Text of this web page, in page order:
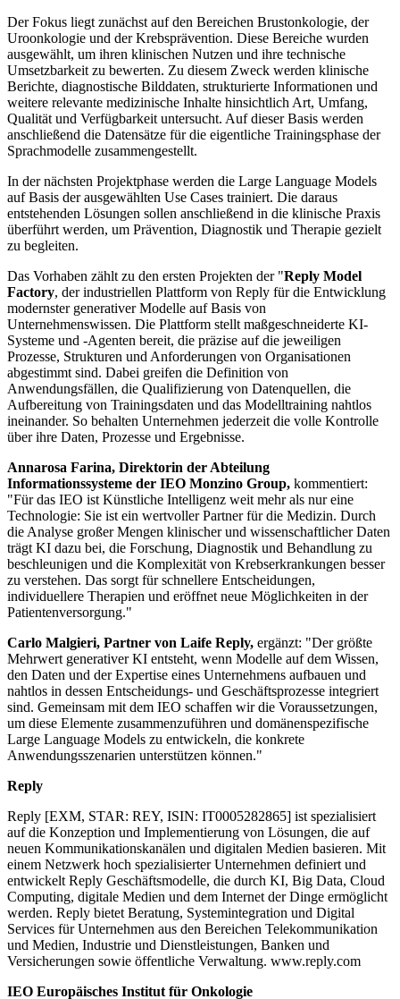
Der Fokus liegt zunächst auf den Bereichen Brustonkologie, der
Uroonkologie und der Krebsprävention. Diese Bereiche wurden
ausgewählt, um ihren klinischen Nutzen und ihre technische
Umsetzbarkeit zu bewerten. Zu diesem Zweck werden klinische
Berichte, diagnostische Bilddaten, strukturierte Informationen und
weitere relevante medizinische Inhalte hinsichtlich Art, Umfang,
Qualität und Verfügbarkeit untersucht. Auf dieser Basis werden
anschließend die Datensätze für die eigentliche Trainingsphase der
Sprachmodelle zusammengestellt.
In der nächsten Projektphase werden die Large Language Models
auf Basis der ausgewählten Use Cases trainiert. Die daraus
entstehenden Lösungen sollen anschließend in die klinische Praxis
überführt werden, um Prävention, Diagnostik und Therapie gezielt
zu begleiten.
Das Vorhaben zählt zu den ersten Projekten der "Reply Model
Factory, der industriellen Plattform von Reply für die Entwicklung
modernster generativer Modelle auf Basis von
Unternehmenswissen. Die Plattform stellt maßgeschneiderte KI-
Systeme und -Agenten bereit, die präzise auf die jeweiligen
Prozesse, Strukturen und Anforderungen von Organisationen
abgestimmt sind. Dabei greifen die Definition von
Anwendungsfällen, die Qualifizierung von Datenquellen, die
Aufbereitung von Trainingsdaten und das Modelltraining nahtlos
ineinander. So behalten Unternehmen jederzeit die volle Kontrolle
über ihre Daten, Prozesse und Ergebnisse.
Annarosa Farina, Direktorin der Abteilung
Informationssysteme der IEO Monzino Group, kommentiert:
"Für das IEO ist Künstliche Intelligenz weit mehr als nur eine
Technologie: Sie ist ein wertvoller Partner für die Medizin. Durch
die Analyse großer Mengen klinischer und wissenschaftlicher Daten
trägt KI dazu bei, die Forschung, Diagnostik und Behandlung zu
beschleunigen und die Komplexität von Krebserkrankungen besser
zu verstehen. Das sorgt für schnellere Entscheidungen,
individuellere Therapien und eröffnet neue Möglichkeiten in der
Patientenversorgung."
Carlo Malgieri, Partner von Laife Reply, ergänzt: "Der größte
Mehrwert generativer KI entsteht, wenn Modelle auf dem Wissen,
den Daten und der Expertise eines Unternehmens aufbauen und
nahtlos in dessen Entscheidungs- und Geschäftsprozesse integriert
sind. Gemeinsam mit dem IEO schaffen wir die Voraussetzungen,
um diese Elemente zusammenzuführen und domänenspezifische
Large Language Models zu entwickeln, die konkrete
Anwendungsszenarien unterstützen können."
Reply
Reply [EXM, STAR: REY, ISIN: IT0005282865] ist spezialisiert
auf die Konzeption und Implementierung von Lösungen, die auf
neuen Kommunikationskanälen und digitalen Medien basieren. Mit
einem Netzwerk hoch spezialisierter Unternehmen definiert und
entwickelt Reply Geschäftsmodelle, die durch KI, Big Data, Cloud
Computing, digitale Medien und dem Internet der Dinge ermöglicht
werden. Reply bietet Beratung, Systemintegration und Digital
Services für Unternehmen aus den Bereichen Telekommunikation
und Medien, Industrie und Dienstleistungen, Banken und
Versicherungen sowie öffentliche Verwaltung. www.reply.com
IEO Europäisches Institut für Onkologie